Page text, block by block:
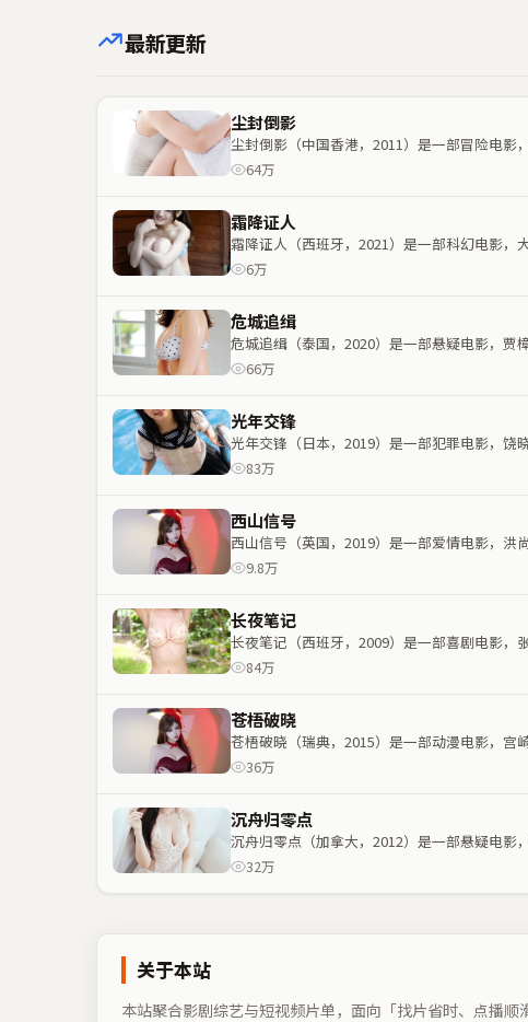
最新更新
尘封倒影
尘封倒影（中国香港，2011）是一部冒险电影
64万
霜降证人
霜降证人（西班牙，2021）是一部科幻电影，
6万
危城追缉
危城追缉（泰国，2020）是一部悬疑电影，贾
66万
光年交锋
光年交锋（日本，2019）是一部犯罪电影，饶
83万
西山信号
西山信号（英国，2019）是一部爱情电影，洪
9.8万
长夜笔记
长夜笔记（西班牙，2009）是一部喜剧电影，
84万
苍梧破晓
苍梧破晓（瑞典，2015）是一部动漫电影，宫
36万
沉舟归零点
沉舟归零点（加拿大，2012）是一部悬疑电影
32万
关于本站
本站聚合影剧综艺与短视频片单，面向「找片省时、点播